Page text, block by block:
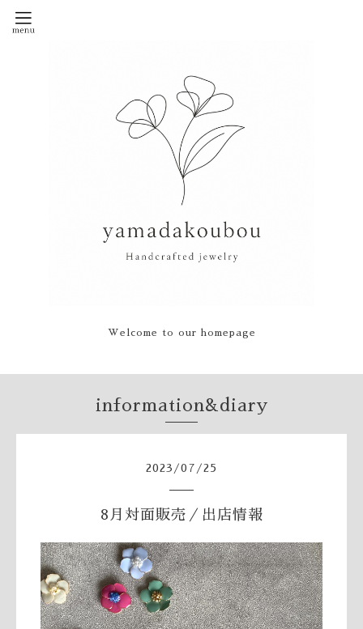
Welcome to our homepage
information&diary
2023 /07 /25
8月対面販売／出店情報